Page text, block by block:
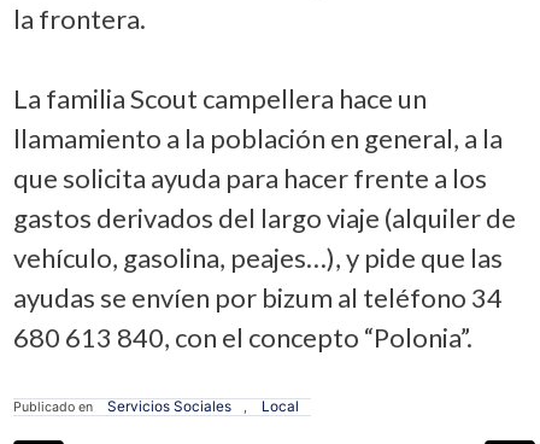
la frontera.
La familia Scout campellera hace un
llamamiento a la población en general, a la
que solicita ayuda para hacer frente a los
gastos derivados del largo viaje (alquiler de
vehículo, gasolina, peajes…), y pide que las
ayudas se envíen por bizum al teléfono 34
680 613 840, con el concepto “Polonia”.
Publicado en Servicios Sociales , Local